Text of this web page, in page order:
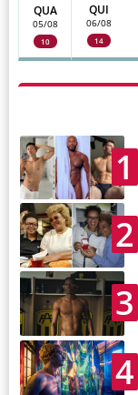
QUA
05/08
10
QUI
06/08
14
1
2
3
4